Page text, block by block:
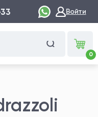
Войти
0